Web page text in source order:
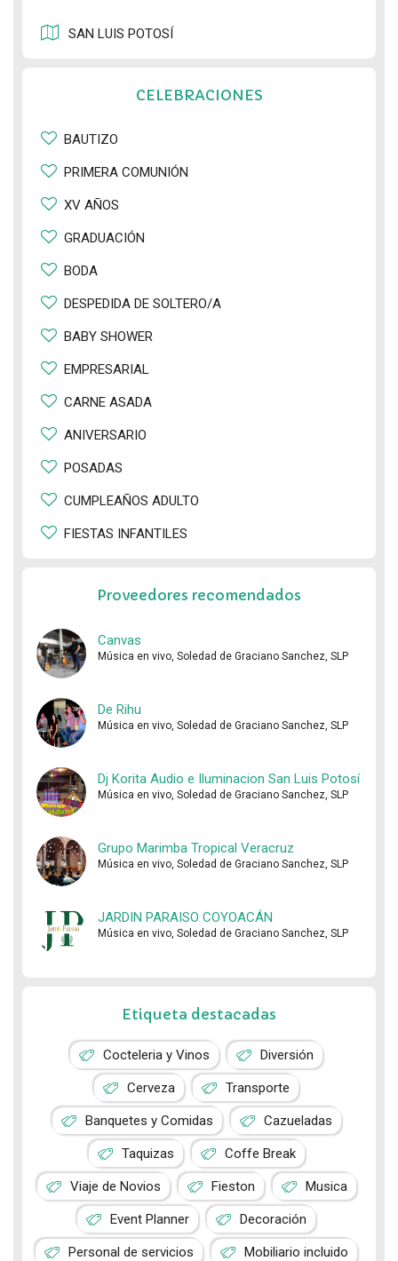
SAN LUIS POTOSÍ
CELEBRACIONES
BAUTIZO
PRIMERA COMUNIÓN
XV AÑOS
GRADUACIÓN
BODA
DESPEDIDA DE SOLTERO/A
BABY SHOWER
EMPRESARIAL
CARNE ASADA
ANIVERSARIO
POSADAS
CUMPLEAÑOS ADULTO
FIESTAS INFANTILES
Proveedores recomendados
Canvas
Música en vivo, Soledad de Graciano Sanchez, SLP
De Rihu
Música en vivo, Soledad de Graciano Sanchez, SLP
Dj Korita Audio e Iluminacion San Luis Potosí
Música en vivo, Soledad de Graciano Sanchez, SLP
Grupo Marimba Tropical Veracruz
Música en vivo, Soledad de Graciano Sanchez, SLP
JARDIN PARAISO COYOACÁN
Música en vivo, Soledad de Graciano Sanchez, SLP
Etiqueta destacadas
Cocteleria y Vinos Diversión
Cerveza Transporte
Banquetes y Comidas Cazueladas
Taquizas Coffe Break
Viaje de Novios Fieston Musica
Event Planner Decoración
Personal de servicios Mobiliario incluido